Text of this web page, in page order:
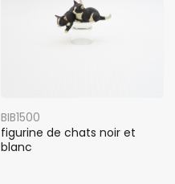
BIB1500
figurine de chats noir et
blanc